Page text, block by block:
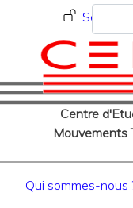
Menu
Se
Centre
Mouvements
Qui sommes-nous